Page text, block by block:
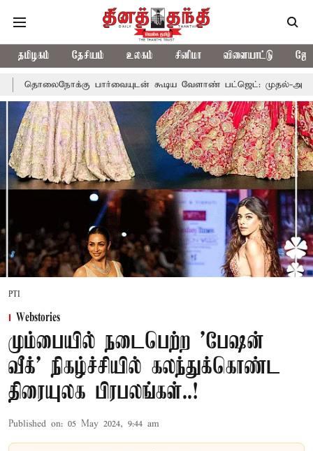
தமிழகம் தேசியம் உலகம் சினிமா விளையாட்டு
கூடிய வேளாண் பட்ஜெட்: முதல்-அமைச்சர் விஜய்
PTI
Webstories
மும்பையில் நடைபெற்ற 'பேஷன்
வீக்' நிகழ்ச்சியில் கலந்துக்கொண்ட
திரையுலக பிரபலங்கள்..!
Published on: 05 May 2024, 9:44 am